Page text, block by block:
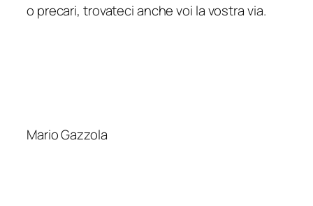
o precari, trovateci anche voi la vostra via.
Mario Gazzola